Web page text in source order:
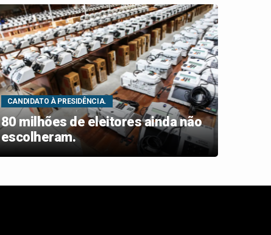
CANDIDATO À PRESIDÊNCIA.
80 milhões de eleitores ainda não
escolheram.